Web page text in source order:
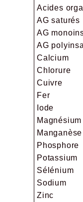
Acides
AG saturés
AG
AG
Calcium
Chlorure
Cuivre
Fer
Iode
Magnésium
Manganèse
Phosphore
Potassium
Sélénium
Sodium
Zinc